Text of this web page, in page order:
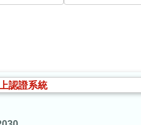
認證系統